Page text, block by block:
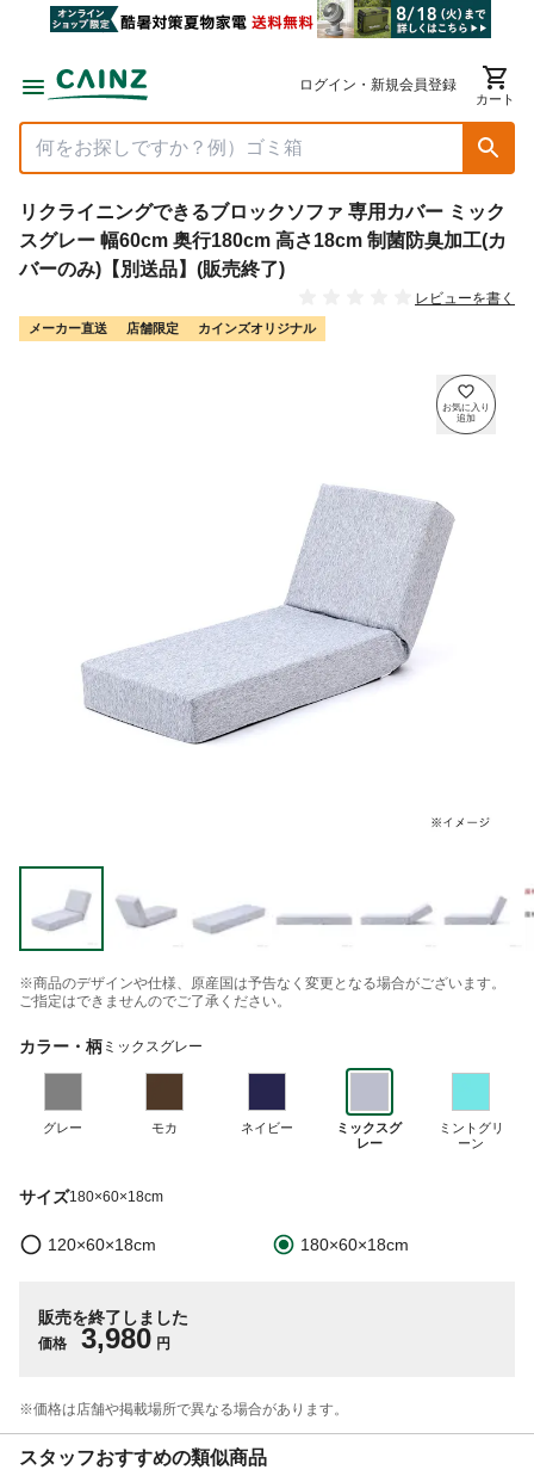
ログイン・新規会員登録
カート
リクライニングできるブロックソファ 専用カバー ミック
スグレー 幅60cm 奥行180cm 高さ18cm 制菌防臭加工(カ
バーのみ)【別送品】(販売終了)
レビューを書く
メーカー直送 店舗限定 カインズオリジナル
※商品のデザインや仕様、原産国は予告なく変更となる場合がございます。
ご指定はできませんのでご了承ください。
カラー・柄 ミックスグレー
グレー モカ ネイビー
ミックスグ
レー
ミントグリ
ーン
サイズ180×60×18cm
120×60×18cm 180×60×18cm
販売を終了しました
価格 3,980 円
※価格は​店舗や​掲載場所で​異なる​場合が​あります。
スタッフおすすめの類似商品